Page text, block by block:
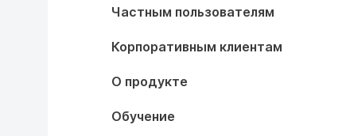
Частным пользователям
Корпоративным клиентам
О продукте
Обучение